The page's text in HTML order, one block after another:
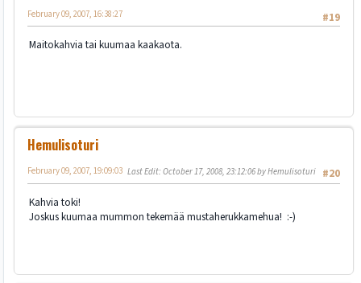
#19
February 09, 2007, 16:38:27
Maitokahvia tai kuumaa kaakaota.
Hemulisoturi
#20
February 09, 2007, 19:09:03 Last Edit: October 17, 2008, 23:12:06 by Hemulisoturi
Kahvia toki!
Joskus kuumaa mummon tekemää mustaherukkamehua! :-)